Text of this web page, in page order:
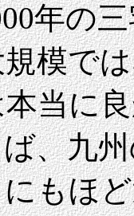
年の
模で
当に
、九
もほ